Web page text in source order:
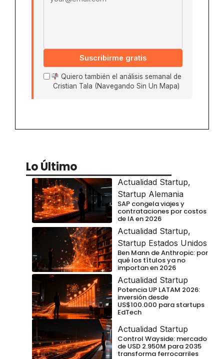
Suscribirme gratis
Quiero también el análisis semanal de
Cristian Tala (Navegando Sin Un Mapa)
Lo Último
Actualidad Startup,
Startup Alemania
SAP congela viajes y
contrataciones por costos
de IA en 2026
Actualidad Startup,
Startup Estados Unidos
Ben Mann de Anthropic: por
qué los títulos ya no
importan en 2026
Actualidad Startup
Potencia UP LATAM 2026:
inversión desde
US$100.000 para startups
EdTech
Actualidad Startup
Control Wayside: mercado
de USD 2.950M para 2035
transforma ferrocarriles